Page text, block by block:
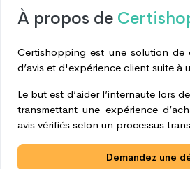
À propos de
Certishopping est une solution
d’avis et d'expérience client suite à
Le but est d’aider l’internaute lors
transmettant une expérience
avis vérifiés selon un processus
Demandez une